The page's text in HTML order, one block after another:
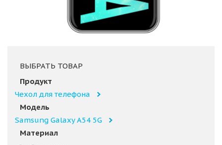
ВЫБРАТЬ ТОВАР
Продукт
Чехол для телефона
Модель
Samsung Galaxy A54 5G
Материал